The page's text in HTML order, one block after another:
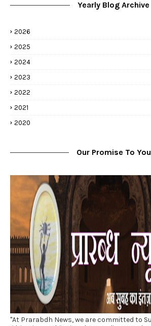
Yearly Blog Archive
2026
2025
2024
2023
2022
2021
2020
Our Promise To You
"At Prarabdh News, we are committed to